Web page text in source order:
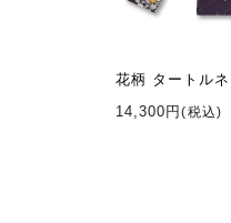
花柄 タートル
14,300円(税込)